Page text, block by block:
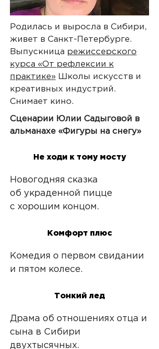
ПОСЛЕДНЯЯ ФРАЗА
ВДОЛЬ ПРУДА
ПРЫГАЛА ЛЯГУШКА
ЧИТАТЬ
Родилась и выросла в Сибири,
живет в Санкт-Петербурге.
Выпускница режиссерского
курса «От рефлексии к
практике» Школы искусств и
креативных индустрий.
Снимает кино.
Сценарии Юлии Садыговой в
альманахе «Фигуры на снегу»
Не ходи к тому мосту
Новогодняя сказка
об украденной пицце
с хорошим концом.
Комфорт плюс
Комедия о первом свидании
и пятом колесе.
Тонкий лед
Драма об отношениях отца и
сына в Сибири
двухтысячных.